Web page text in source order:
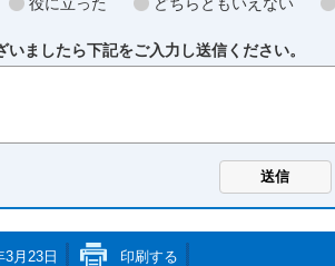
ましたら下記をご入力し送信ください。
3月23日 印刷する